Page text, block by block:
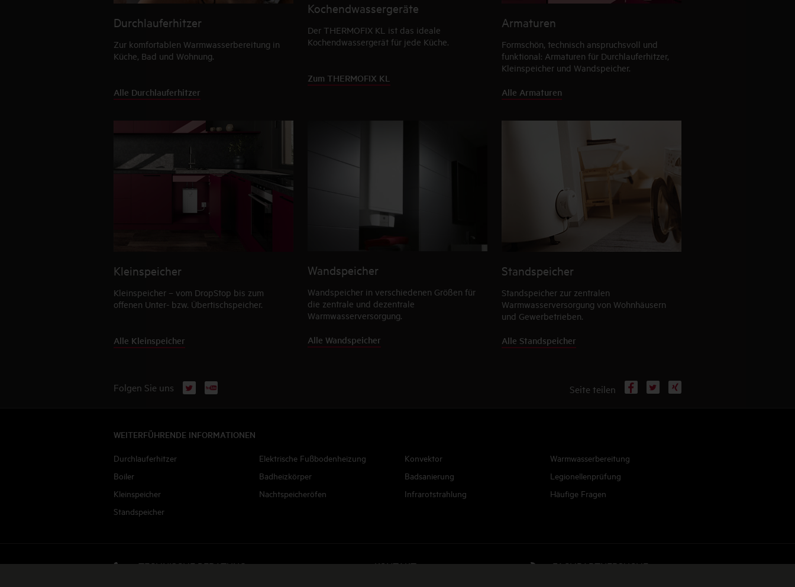
Durchlauferhitzer
Zur komfortablen Warmwasserbereitung in
Küche, Bad und Wohnung.
Alle Durchlauferhitzer
Kochendwassergeräte
Der THERMOFIX KL ist das ideale
Kochendwassergerät für jede Küche.
Zum THERMOFIX KL
Armaturen
Formschön, technisch anspruchsvoll und
funktional: Armaturen für Durchlauferhitzer,
Kleinspeicher und Wandspeicher.
Alle Armaturen
Kleinspeicher
Kleinspeicher – vom DropStop bis zum
offenen Unter- bzw. Übertischspeicher.
Alle Kleinspeicher
Wandspeicher
Wandspeicher in verschiedenen Größen für
die zentrale und dezentrale
Warmwasserversorgung.
Alle Wandspeicher
Standspeicher
Standspeicher zur zentralen
Warmwasserversorgung von Wohnhäusern
und Gewerbetrieben.
Alle Standspeicher
Folgen Sie uns X YouTube Seite teilen Facebook
WEITERFÜHRENDE INFORMATIONEN
Durchlauferhitzer
Boiler
Kleinspeicher
Standspeicher
Elektrische Fußbodenheizung
Badheizkörper
Nachtspeicheröfen
Konvektor
Badsanierung
Infrarotstrahlung
Warmwasserbereitung
Legionellenprüfung
Häufige Fragen
TECHNISCHE BERATUNG KONTAKT FACHPARTNERSUCHE